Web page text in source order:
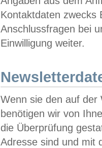
Kontaktdaten zwecks
Anschlussfragen bei
Einwilligung weiter.
Wenn sie den auf der
benötigen wir von
die Überprüfung
Adresse sind und mit